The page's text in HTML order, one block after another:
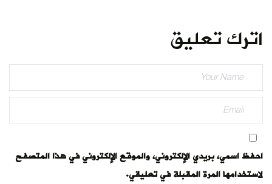
اترك تعليق
احفظ اسمي، بريدي الإلكتروني، والموقع الإلكتروني في هذا المتصفح
لاستخدامها المرة المقبلة في تعليقي.